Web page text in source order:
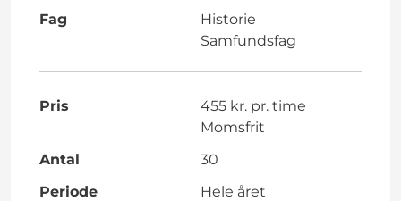
Fag
Historie
Samfundsfag
Pris
455 kr. pr. time
Momsfrit
Antal
30
Periode
Hele året